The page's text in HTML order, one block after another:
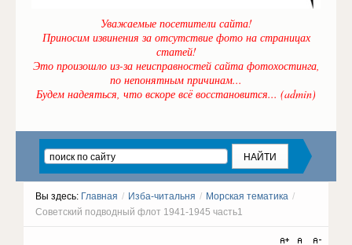
Уважаемые посетители сайта!
Приносим извинения за отсутствие фото на страницах
статей!
Это произошло из-за неисправностей сайта фотохостинга,
по непонятным причинам...
Будем надеяться, что вскоре всё восстановится... (admin)
Вы здесь: Главная / Изба-читальня / Морская тематика /
Советский подводный флот 1941-1945 часть1